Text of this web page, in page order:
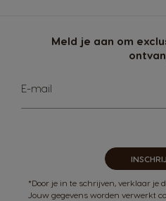
Meld je aan om
u
E-mail
*Door je in te schrijven, verklaar je
Jouw gegevens worden verwerkt